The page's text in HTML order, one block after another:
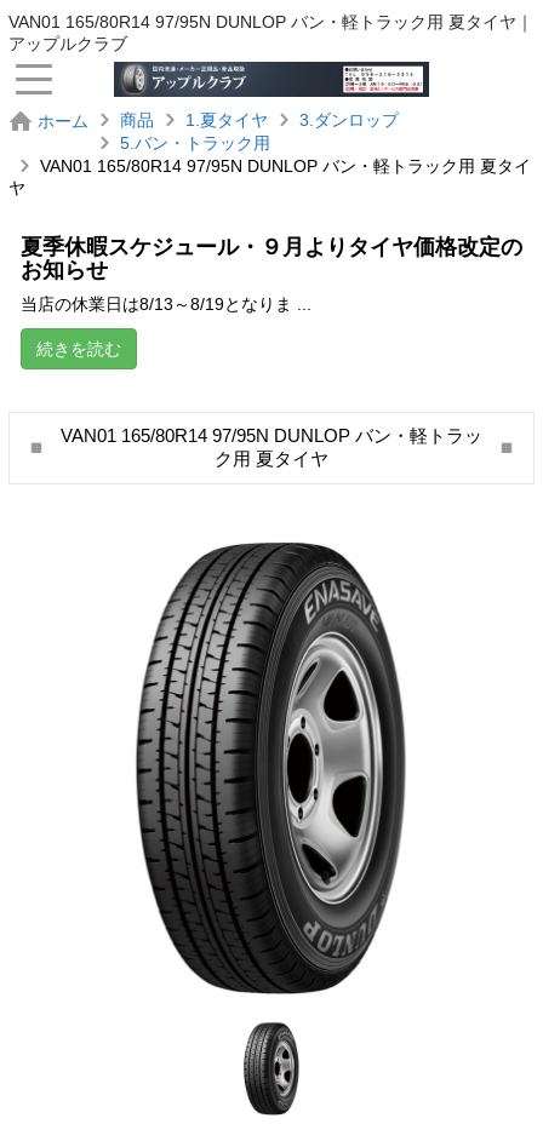
VAN01 165/80R14 97/95N DUNLOP バン・軽トラック用 夏タイヤ｜
アップルクラブ
ホーム 商品 1.夏タイヤ
3.ダンロップ
5.バン・トラック用
VAN01 165/80R14 97/95N DUNLOP バン・軽トラック用 夏タイ
ヤ
夏季休暇スケジュール・９月よりタイヤ価格改定の
お知らせ
当店の休業日は8/13～8/19となりま ...
続きを読む
VAN01 165/80R14 97/95N DUNLOP バン・軽トラッ
ク用 夏タイヤ